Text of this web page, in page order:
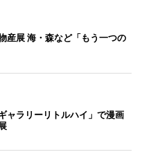
産展 海・森など「もう一つの
ャラリーリトルハイ」で漫画